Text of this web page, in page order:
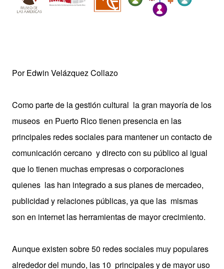
Por Edwin Velázquez Collazo
Como parte de la gestión cultural la gran mayoría de los
museos en Puerto Rico tienen presencia en las
principales redes sociales para mantener un contacto de
comunicación cercano y directo con su público al igual
que lo tienen muchas empresas o corporaciones
quienes las han integrado a sus planes de mercadeo,
publicidad y relaciones públicas, ya que las mismas
son en internet las herramientas de mayor crecimiento.
Aunque existen sobre 50 redes sociales muy populares
alrededor del mundo, las 10 principales y de mayor uso